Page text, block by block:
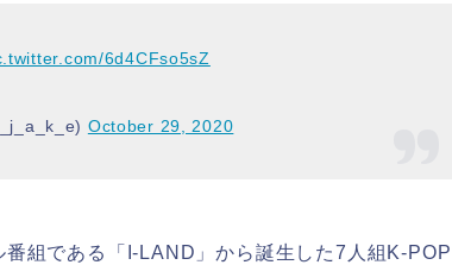
6d4CFso5sZ
October 29, 2020
組である「I-LAND」から誕生した7人組K-POP